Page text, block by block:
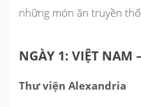
những món ăn truyền
NGÀY 1: VIỆT NAM
Thư viện Alexandria